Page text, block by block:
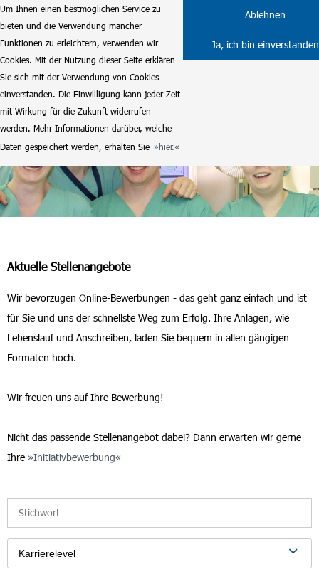
Um Ihnen einen bestmöglichen Service zu
bieten und die Verwendung mancher
Funktionen zu erleichtern, verwenden wir
Cookies. Mit der Nutzung dieser Seite erklären
Sie sich mit der Verwendung von Cookies
einverstanden. Die Einwilligung kann jeder Zeit
mit Wirkung für die Zukunft widerrufen
werden. Mehr Informationen darüber, welche
Daten gespeichert werden, erhalten Sie
hier.
Ablehnen
Ja, ich bin einverstanden
Aktuelle Stellenangebote
Wir bevorzugen Online-Bewerbungen - das geht ganz einfach und ist
für Sie und uns der schnellste Weg zum Erfolg. Ihre Anlagen, wie
Lebenslauf und Anschreiben, laden Sie bequem in allen gängigen
Formaten hoch.
Wir freuen uns auf Ihre Bewerbung!
Nicht das passende Stellenangebot dabei? Dann erwarten wir gerne
Ihre
Initiativbewerbung
Karrierelevel